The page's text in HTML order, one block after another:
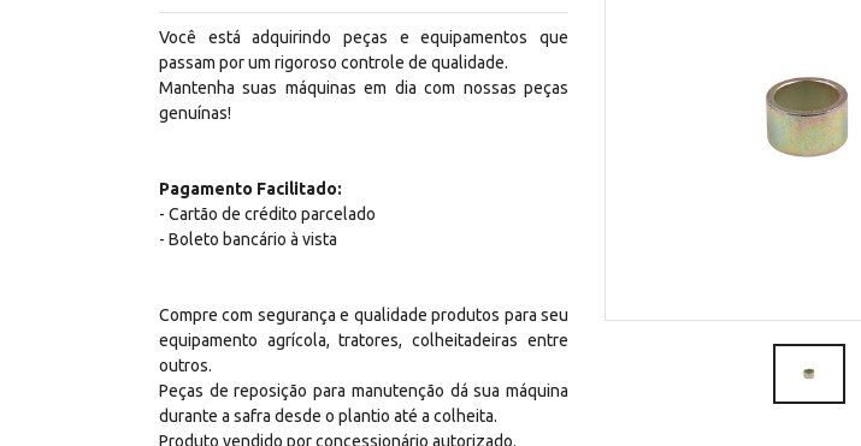
Você está adquirindo peças e equipamentos que
passam por um rigoroso controle de qualidade.
Mantenha suas máquinas em dia com nossas peças
genuínas!
Pagamento Facilitado:
- Cartão de crédito parcelado
- Boleto bancário à vista
Compre com segurança e qualidade produtos para seu
equipamento agrícola, tratores, colheitadeiras entre
outros.
Peças de reposição para manutenção dá sua máquina
durante a safra desde o plantio até a colheita.
Produto vendido por concessionário autorizado.